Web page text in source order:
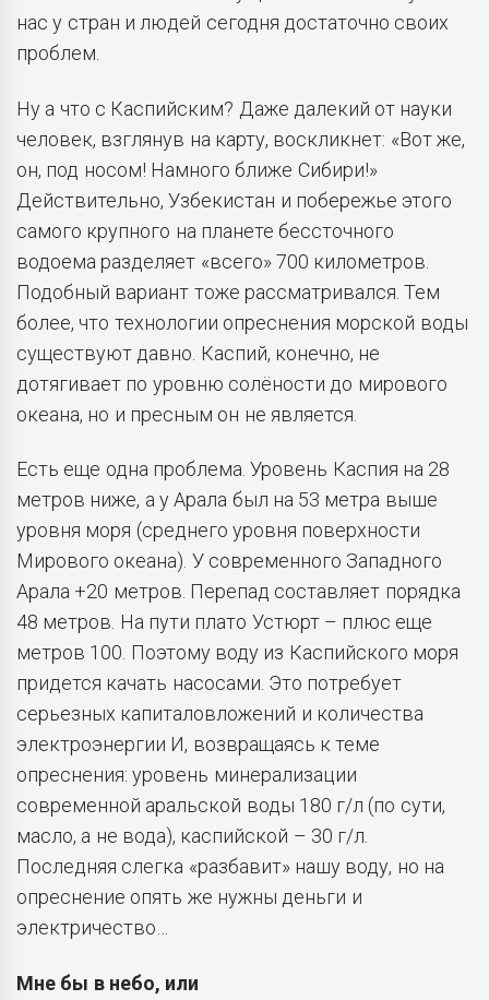
нас у стран и людей сегодня достаточно своих
проблем.
Ну а что с Каспийским? Даже далекий от науки
человек, взглянув на карту, воскликнет: «Вот же,
он, под носом! Намного ближе Сибири!»
Действительно, Узбекистан и побережье этого
самого крупного на планете бессточного
водоема разделяет «всего» 700 километров.
Подобный вариант тоже рассматривался. Тем
более, что технологии опреснения морской воды
существуют давно. Каспий, конечно, не
дотягивает по уровню солёности до мирового
океана, но и пресным он не является.
Есть еще одна проблема. Уровень Каспия на 28
метров ниже, а у Арала был на 53 метра выше
уровня моря (среднего уровня поверхности
Мирового океана). У современного Западного
Арала +20 метров. Перепад составляет порядка
48 метров. На пути плато Устюрт – плюс еще
метров 100. Поэтому воду из Каспийского моря
придется качать насосами. Это потребует
серьезных капиталовложений и количества
электроэнергии И, возвращаясь к теме
опреснения: уровень минерализации
современной аральской воды 180 г/л (по сути,
масло, а не вода), каспийской – 30 г/л.
Последняя слегка «разбавит» нашу воду, но на
опреснение опять же нужны деньги и
электричество…
Мне бы в небо, или